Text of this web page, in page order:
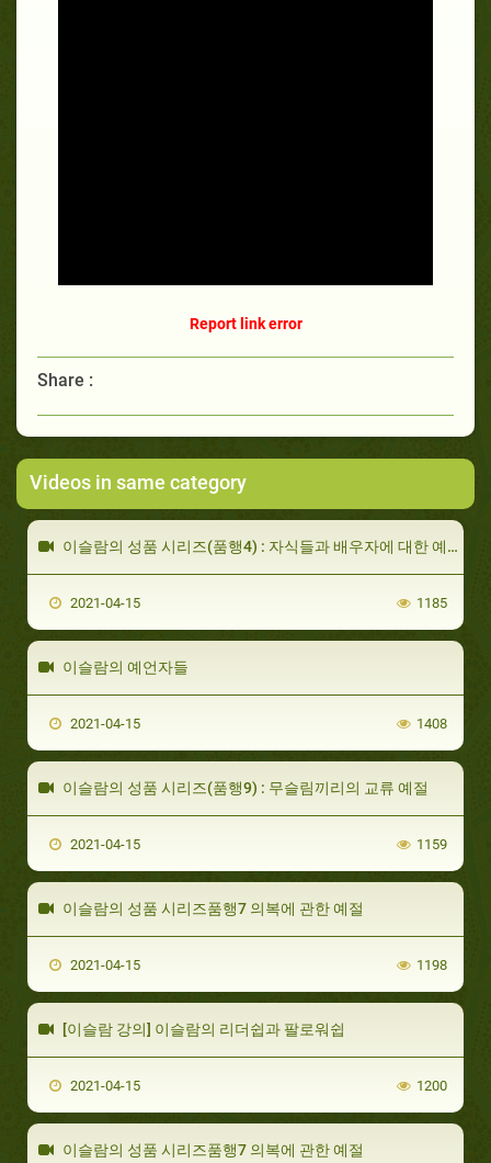
Report link error
Share :
Videos in same category
이슬람의 성품 시리즈(품행4) : 자식들과 배우자에 대한 예절
2021-04-15 1185
이슬람의 예언자들
2021-04-15 1408
이슬람의 성품 시리즈(품행9) : 무슬림끼리의 교류 예절
2021-04-15 1159
이슬람의 성품 시리즈품행7 의복에 관한 예절
2021-04-15 1198
[이슬람 강의] 이슬람의 리더쉽과 팔로워쉽
2021-04-15 1200
이슬람의 성품 시리즈품행7 의복에 관한 예절